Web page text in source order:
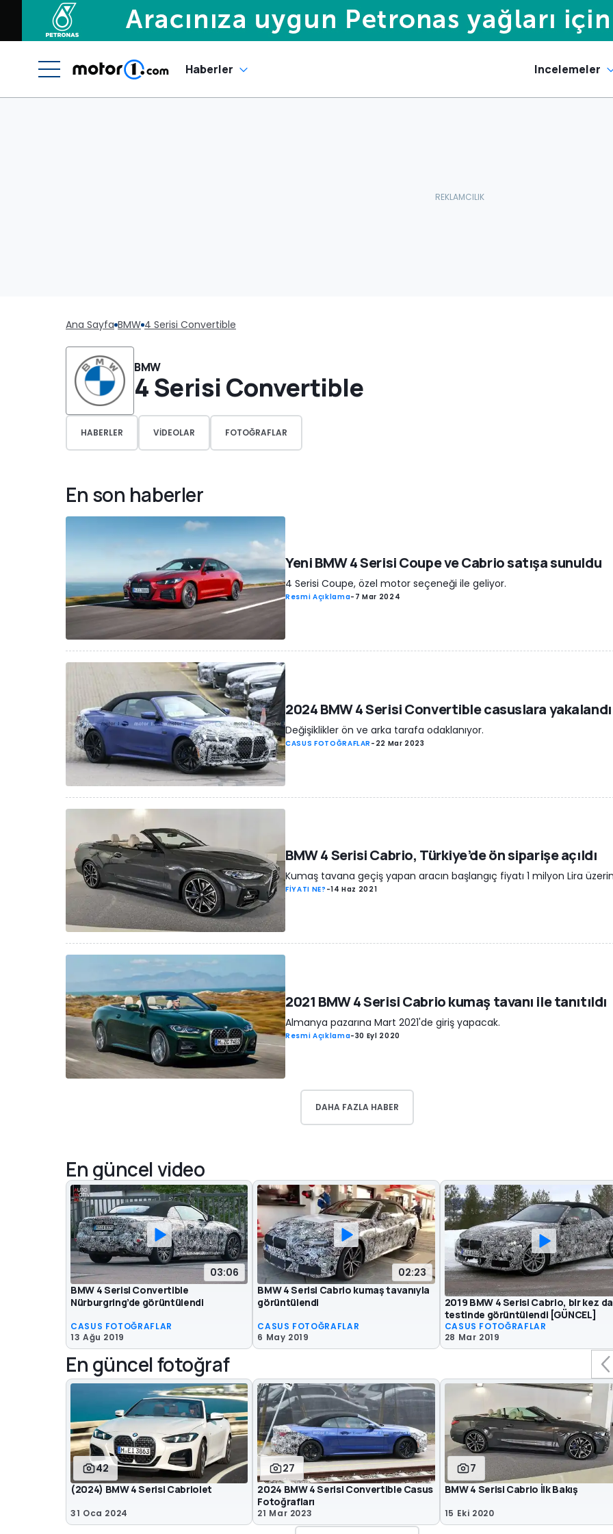
Haberler Incelemeler
Ana Sayfa BMW 4 Serisi Convertible
BMW
4 Serisi Convertible
HABERLER VIDEOLAR FOTOĞRAFLAR
En son haberler
Yeni BMW 4 Serisi Coupe ve Cabrio satışa sunuldu
4 Serisi Coupe, özel motor seçeneği ile geliyor.
Resmi Açıklama- 7 Mar 2024
2024 BMW 4 Serisi Convertible casuslara yakalandı
Değişiklikler ön ve arka tarafa odaklanıyor.
CASUS FOTOĞRAFLAR - 22 Mar 2023
BMW 4 Serisi Cabrio, Türkiye’de ön siparişe açıldı
Kumaş tavana geçiş yapan aracın başlangıç fiyatı 1 milyon Lira
FİYATI NE? -14 Haz 2021
2021 BMW 4 Serisi Cabrio kumaş tavanı ile tanıtıldı
Almanya pazarına Mart 2021'de giriş yapacak.
Resmi Açıklama-30 Eyl 2020
DAHA FAZLA HABER
En güncel video
03:06
BMW 4 Serisi Convertible
Nürburgring’de görüntülendi
CASUS FOTOĞRAFLAR
13 Ağu 2019
02:23
BMW 4 Serisi Cabrio kumaş tavanıyla
görüntülendi
CASUS FOTOĞRAFLAR
6 May 2019
2019 BMW 4 Serisi Cabrio, bir kez
testinde görüntülendi [GÜNCEL]
CASUS FOTOĞRAFLAR
28 Mar 2019
En güncel fotoğraf
42
(2024) BMW 4 Serisi Cabriolet
31 Oca 2024
27
2024 BMW 4 Serisi Convertible Casus
Fotoğrafları
21 Mar 2023
7
BMW 4 Serisi Cabrio İlk Bakış
15 Eki 2020